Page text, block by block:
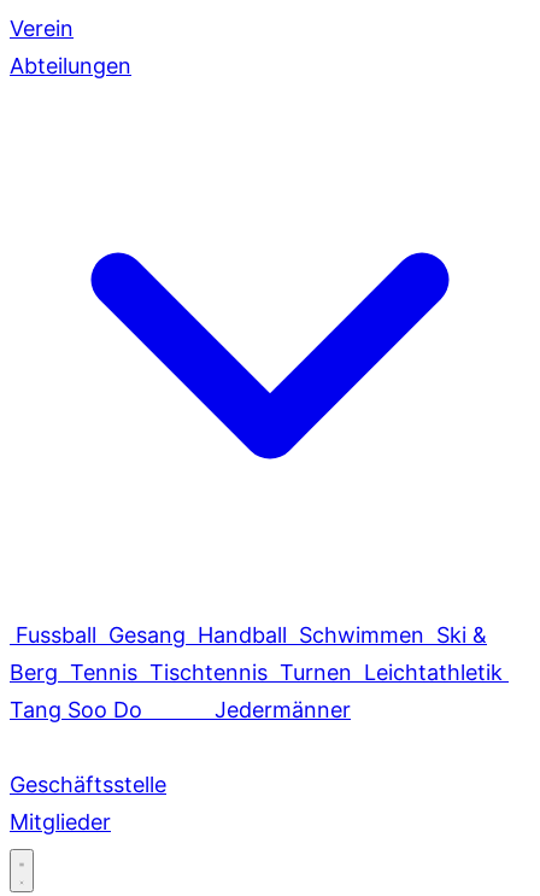
Verein
Abteilungen
Fussball Gesang Handball Schwimmen Ski &
Berg Tennis Tischtennis Turnen Leichtathletik
Tang Soo Do
Jedermänner
Geschäftsstelle
Mitglieder